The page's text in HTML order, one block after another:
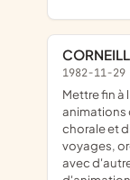
1982-11-29
Mettre fin à l'isolement des personnes agées par des
animations
chorale et
voyages,
avec